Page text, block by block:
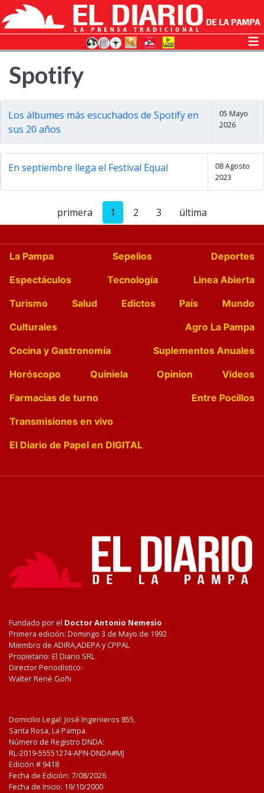
Spotify
Los álbumes más escuchados de Spotify en
sus 20 años
05 Mayo
2026
En septiembre llega el Festival Equal
08 Agosto
2023
primera 1 2 3 última
La Pampa Sepelios
Deportes
Espectáculos
Tecnología
Linea Abierta
Turismo
Salud Edictos País
Mundo
Culturales
Agro La Pampa
Cocina y Gastronomía
Suplementos Anuales
Horóscopo
Quiniela Opinion
Videos
Farmacias de turno
Entre Pocillos
Transmisiones en vivo
El Diario de Papel en DIGITAL
Fundado por el Doctor Antonio Nemesio
Primera edición: Domingo 3 de Mayo de 1992
Miembro de ADIRA,ADEPA y CPPAL
Propietario: El Diario SRL
Director Periodístico:
Walter René Goñi
Domicilio Legal: José Ingenieros 855,
Santa Rosa, La Pampa.
Número de Registro DNDA:
RL-2019-55551274-APN-DNDA#MJ
Edición # 9418
Fecha de Edición: 7/08/2026
Fecha de Inicio: 19/10/2000